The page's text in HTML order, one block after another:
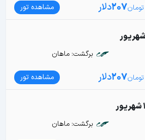
207دلار مشاهده تور
برگشت: ماهان
207دلار مشاهده تور
برگشت: ماهان